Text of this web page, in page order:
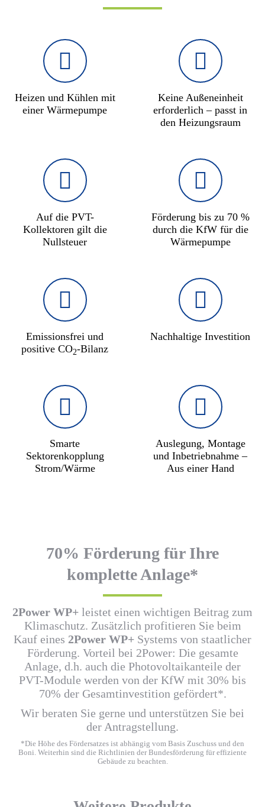
Heizen und Kühlen mit
einer Wärmepumpe
Keine Außeneinheit
erforderlich – passt in
den Heizungsraum
Auf die PVT-
Kollektoren gilt die
Nullsteuer
Förderung bis zu 70 %
durch die KfW für die
Wärmepumpe
Emissionsfrei und
positive CO2-Bilanz
Nachhaltige Investition
Smarte
Sektorenkopplung
Strom/Wärme
Auslegung, Montage
und Inbetriebnahme –
Aus einer Hand
70% Förderung für Ihre
komplette Anlage*
2Power WP+ leistet einen wichtigen Beitrag zum
Klimaschutz. Zusätzlich profitieren Sie beim
Kauf eines 2Power WP+ Systems von staatlicher
Förderung. Vorteil bei 2Power: Die gesamte
Anlage, d.h. auch die Photovoltaikanteile der
PVT-Module werden von der KfW mit 30% bis
70% der Gesamtinvestition gefördert*.
Wir beraten Sie gerne und unterstützen Sie bei
der Antragstellung.
*Die Höhe des Fördersatzes ist abhängig vom Basis Zuschuss und den
Boni. Weiterhin sind die Richtlinien der Bundesförderung für effiziente
Gebäude zu beachten.